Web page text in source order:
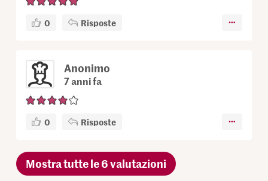
0 Risposte
Anonimo
7 anni fa
0 Risposte
Mostra tutte le 6 valutazioni